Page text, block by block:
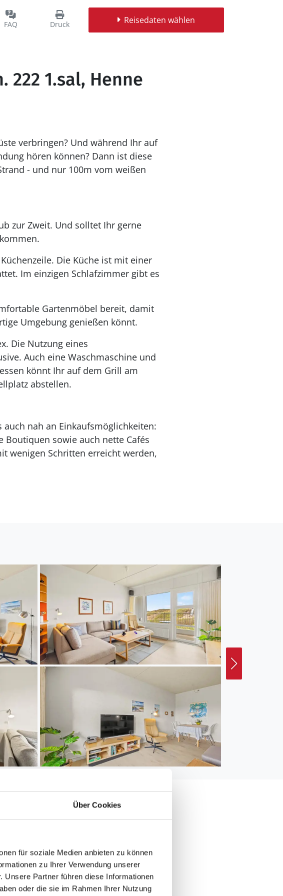
Über Cookies
für soziale Medien anbieten zu können
zu Ihrer Verwendung unserer
Unsere Partner führen diese Informationen
oder die sie im Rahmen Ihrer Nutzung
FAQ Druck Reisedaten wählen
222 1.sal, Henne
verbringen? Und während Ihr auf
hören können? Dann ist diese
- und nur 100m vom weißen
zur Zweit. Und solltet Ihr gerne
Die Küche ist mit einer
Im einzigen Schlafzimmer gibt es
Gartenmöbel bereit, damit
Umgebung genießen könnt.
Die Nutzung eines
Auch eine Waschmaschine und
könnt Ihr auf dem Grill am
abstellen.
nah an Einkaufsmöglichkeiten:
sowie auch nette Cafés
wenigen Schritten erreicht werden,
Wasser: 100 m